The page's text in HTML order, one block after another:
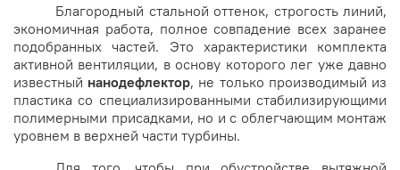
Благородный стальной оттенок, строгость линий,
экономичная работа, полное совпадение всех заранее
подобранных частей. Это характеристики комплекта
активной вентиляции, в основу которого лег уже давно
известный нанодефлектор, не только производимый из
пластика со специализированными стабилизирующими
полимерными присадками, но и с облегчающим монтаж
уровнем в верхней части турбины.